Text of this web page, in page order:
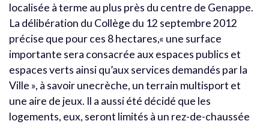
localisée à terme au plus près du centre de Genappe.
La délibération du Collège du 12 septembre 2012
précise que pour ces 8 hectares,« une surface
importante sera consacrée aux espaces publics et
espaces verts ainsi qu’aux services demandés par la
Ville », à savoir unecrèche, un terrain multisport et
une aire de jeux. Il a aussi été décidé que les
logements, eux, seront limités à un rez-de-chaussée